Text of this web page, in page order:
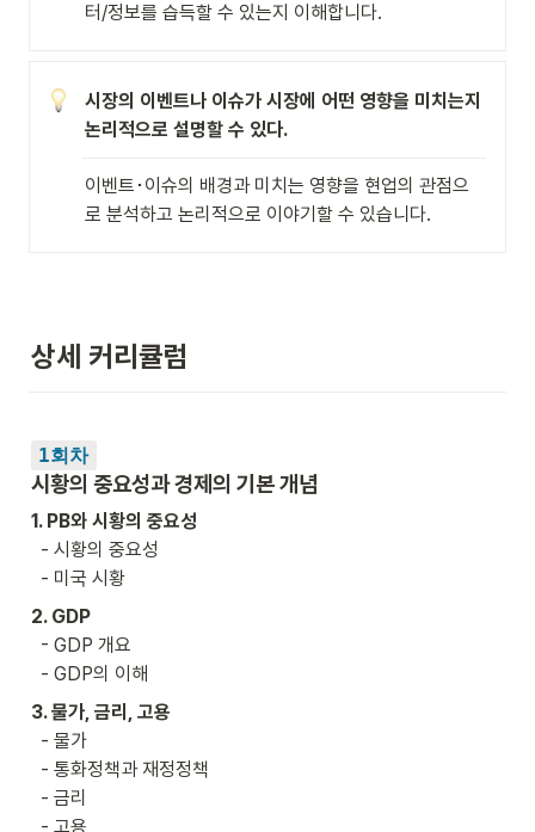
터/정보를 습득할 수 있는지 이해합니다.
시장의 이벤트나 이슈가 시장에 어떤 영향을 미치는지
논리적으로 설명할 수 있다.
이벤트･이슈의 배경과 미치는 영향을 현업의 관점으
로 분석하고 논리적으로 이야기할 수 있습니다.
상세 커리큘럼
1회차
시황의 중요성과 경제의 기본 개념
1. PB와 시황의 중요성
  - 미국 시황
2. GDP
  - GDP의 이해
3. 물가, 금리, 고용
  - 고용